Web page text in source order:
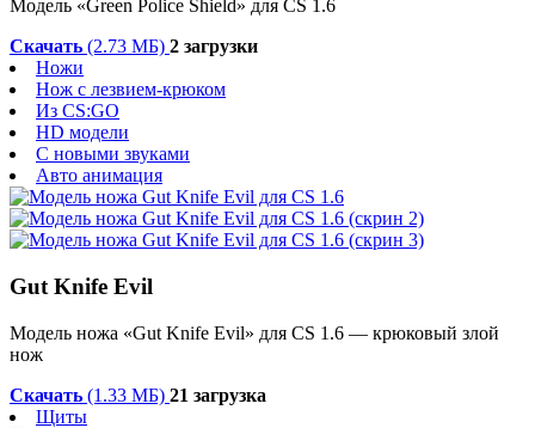
Модель «Green Police Shield» для CS 1.6
Скачать (2.73 МБ) 2 загрузки
Ножи
Нож с лезвием-крюком
Из CS:GO
HD модели
С новыми звуками
Авто анимация
Gut Knife Evil
Модель ножа «Gut Knife Evil» для CS 1.6 — крюковый злой
нож
Скачать (1.33 МБ) 21 загрузка
Щиты